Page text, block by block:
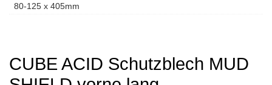
80-125 x 405mm
CUBE ACID Schutzblech MUD